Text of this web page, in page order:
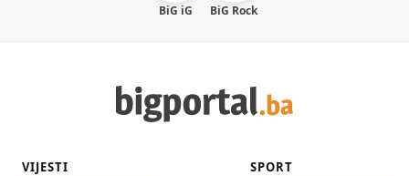
BiG iG BiG Rock
VIJESTI SPORT